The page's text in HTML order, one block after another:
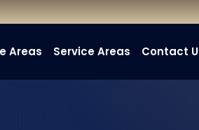
Areas Service Areas Contact